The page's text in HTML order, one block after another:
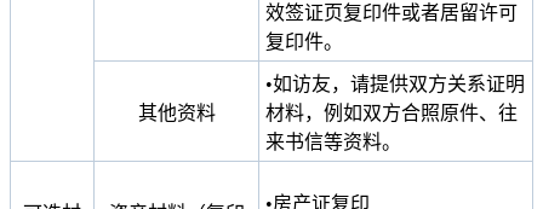
效签证页复印件或者居留许可
复印件。
其他资料
•如访友，请提供双方关系证明
材料，例如双方合照原件、往
来书信等资料。
•房产证复印